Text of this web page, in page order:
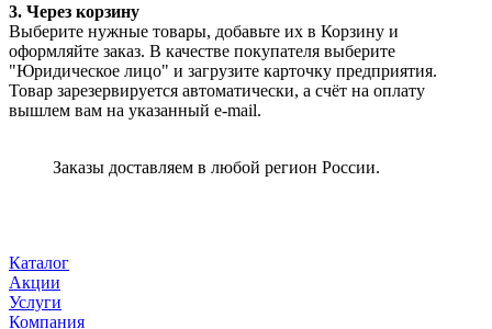
3. Через корзину
Выберите нужные товары, добавьте их в Корзину и
оформляйте заказ. В качестве покупателя выберите
"Юридическое лицо" и загрузите карточку предприятия.
Товар зарезервируется автоматически, а счёт на оплату
вышлем вам на указанный e-mail.
Заказы доставляем в любой регион России.
Каталог
Акции
Услуги
Компания